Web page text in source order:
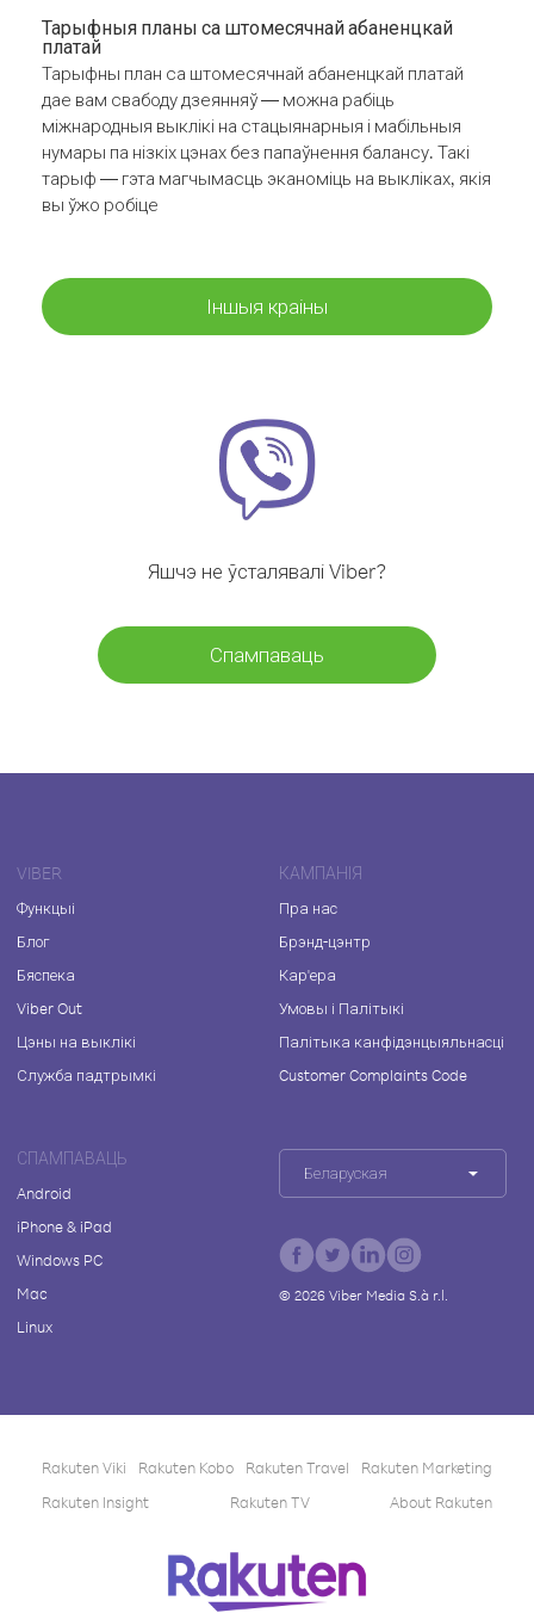
Тарыфныя планы са штомесячнай абаненцкай
платай
Тарыфны план са штомесячнай абаненцкай платай
дае вам свабоду дзеянняў — можна рабіць
міжнародныя выклікі на стацыянарныя і мабільныя
нумары па нізкіх цэнах без папаўнення балансу. Такі
тарыф — гэта магчымасць эканоміць на выкліках, якія
вы ўжо робіце
Іншыя краіны
Яшчэ не ўсталявалі Viber?
Спампаваць
VIBER
Функцыі
Блог
Бяспека
Viber Out
Цэны на выклікі
Служба падтрымкі
КАМПАНІЯ
Пра нас
Брэнд-цэнтр
Кар'ера
Умовы і Палітыкі
Палітыка канфідэнцыяльнасці
Customer Complaints Code
СПАМПАВАЦЬ
Android
iPhone & iPad
Windows PC
Mac
Linux
Беларуская
© 2026Viber Media S.à r.l.
Rakuten Viki Rakuten Kobo Rakuten Travel
Rakuten Marketing
Rakuten Insight
Rakuten TV About Rakuten